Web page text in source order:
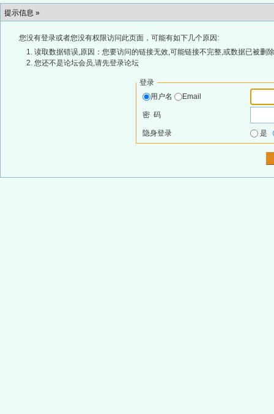
提示信息 »
您没有登录或者您没有权限访问此页面，可能有如下几个原因:
读取数据错误,原因：您要访问的链接无效,可能链接不完整,或数据已被删
您还不是论坛会员,请先登录论坛
登录
用户名
Email
密 码
隐身登录 是